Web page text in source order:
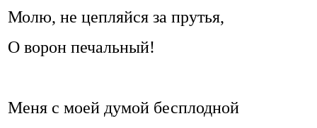
Молю, не цепляйся за прутья,
О ворон печальный!
Меня с моей думой бесплодной